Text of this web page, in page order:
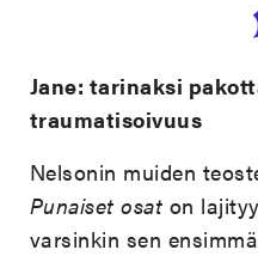
Jane: tarinaksi
traumatisoivuus
Nelsonin muiden
Punaiset osat on
varsinkin sen